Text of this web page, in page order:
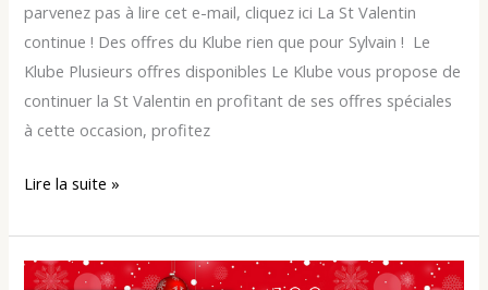
parvenez pas à lire cet e-mail, cliquez ici La St Valentin
continue ! Des offres du Klube rien que pour Sylvain ! Le
Klube Plusieurs offres disponibles Le Klube vous propose de
continuer la St Valentin en profitant de ses offres spéciales
à cette occasion, profitez
Lire la suite »